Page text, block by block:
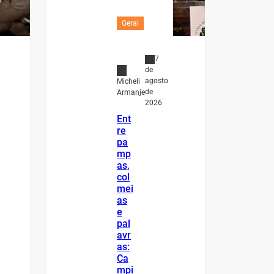
Geral
Micheli
Armanje
7
de
agosto
de
2026
Ent
re
pa
mp
as,
col
mei
as
e
pal
avr
as:
Ca
mpi